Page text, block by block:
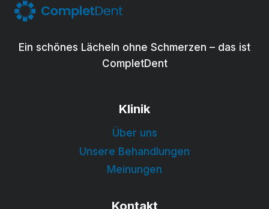
Ein schönes Lächeln ohne Schmerzen – das ist
CompletDent
Klinik
Über uns
Unsere Behandlungen
Meinungen
Kontakt